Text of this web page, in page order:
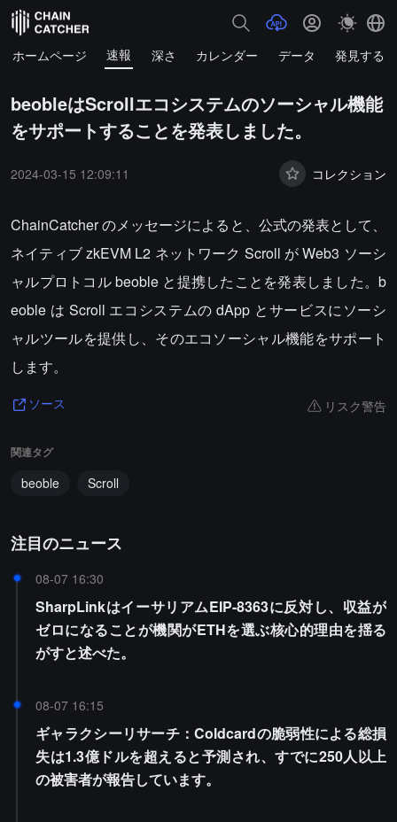
ホームページ 速報 深さ カレンダー データ 発見する
beobleはScrollエコシステムのソーシャル機能
をサポートすることを発表しました。
2024-03-15 12:09:11 コレクション
ChainCatcher のメッセージによると、公式の発表として、
ネイティブ zkEVM L2 ネットワーク Scroll が Web3 ソーシ
ャルプロトコル beoble と提携したことを発表しました。b
eoble は Scroll エコシステムの dApp とサービスにソーシ
ャルツールを提供し、そのエコソーシャル機能をサポート
します。
ソース リスク警告
関連タグ
beoble Scroll
注目のニュース
08-07 16:30
SharpLinkはイーサリアムEIP-8363に反対し、収益が
ゼロになることが機関がETHを選ぶ核心的理由を揺る
がすと述べた。
08-07 16:15
ギャラクシーリサーチ：Coldcardの脆弱性による総損
失は1.3億ドルを超えると予測され、すでに250人以上
の被害者が報告しています。